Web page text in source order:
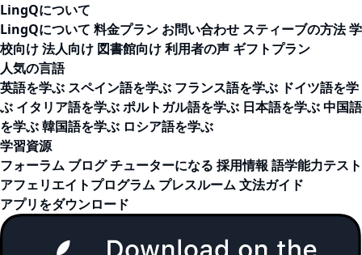
LingQについて
LingQについて 料金プラン お問い合わせ スティーブの方法学
校向け法人向け 図書館向け利用者の声 ギフトプラン
人気の言語
英語を学ぶ スペイン語を学ぶ フランス語を学ぶ ドイツ語を学
ぶ イタリア語を学ぶポルトガル語を学ぶ 日本語を学ぶ中国語
を学ぶ韓国語を学ぶ ロシア語を学ぶ
学習資源
フォーラム ブログチューターになる 採用情報 語学能力テスト
アフェリエイトプログラム プレスルーム文法ガイド
アプリをダウンロード